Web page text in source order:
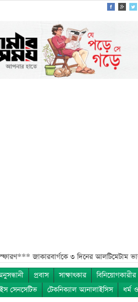
জাকারবার্গকে ৩ দিনের আলটিমেটাম ভারতের***
প্রবাস সাক্ষাৎকার
সেনসেটিভ টেকনিক্যাল অ্যনালাইসিস ধর্ম